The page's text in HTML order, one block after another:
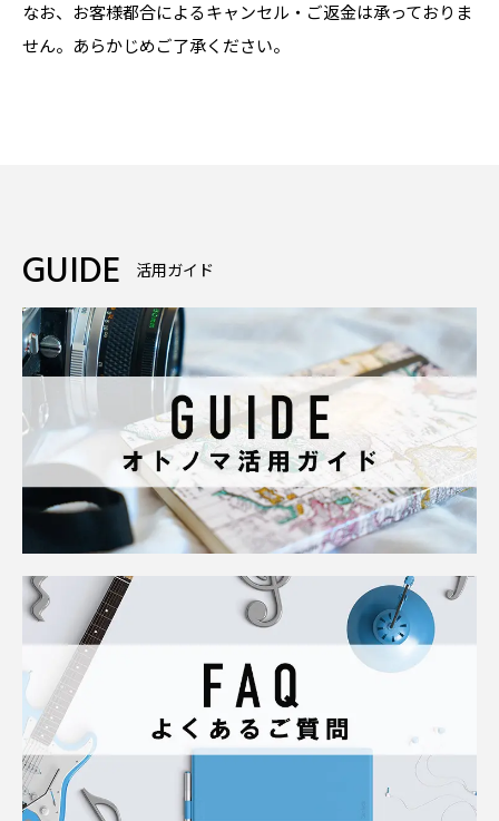
なお、お客様都合によるキャンセル・ご返金は承っておりま
せん。あらかじめご了承ください。
GUIDE 活用ガイド